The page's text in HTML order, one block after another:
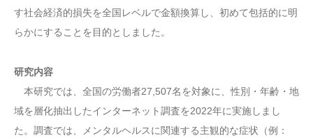
す社会経済的損失を全国レベルで金額換算し、初めて包括的に明
らかにすることを目的としました。
研究内容
本研究では、全国の労働者27,507名を対象に、性別・年齢・地
域を層化抽出したインターネット調査を2022年に実施しまし
た。調査では、メンタルヘルスに関連する主観的な症状（例：